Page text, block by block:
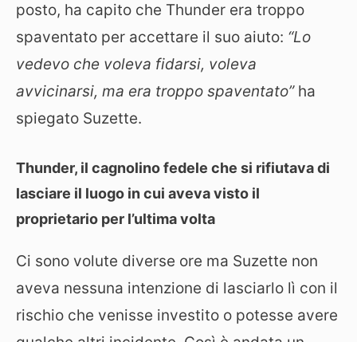
posto, ha capito che Thunder era troppo
spaventato per accettare il suo aiuto: “Lo
vedevo che voleva fidarsi, voleva
avvicinarsi, ma era troppo spaventato” ha
spiegato Suzette.
Thunder, il cagnolino fedele che si rifiutava di
lasciare il luogo in cui aveva visto il
proprietario per l’ultima volta
Ci sono volute diverse ore ma Suzette non
aveva nessuna intenzione di lasciarlo lì con il
rischio che venisse investito o potesse avere